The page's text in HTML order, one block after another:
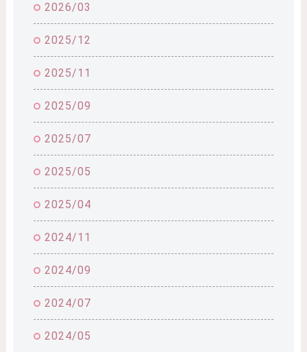
2026/03
2025/12
2025/11
2025/09
2025/07
2025/05
2025/04
2024/11
2024/09
2024/07
2024/05